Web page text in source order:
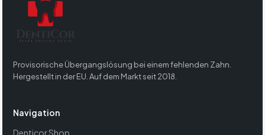
Provisorische Übergangslösung bei einem fehlenden Zahn.
Hergestellt in der EU. Auf dem Markt seit 2018.
Navigation
Denticor Shop